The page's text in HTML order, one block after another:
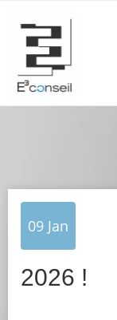
09 Jan
2026 !